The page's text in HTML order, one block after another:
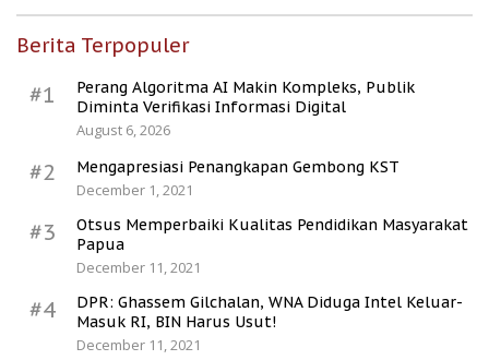
Berita Terpopuler
#1
Perang Algoritma AI Makin Kompleks, Publik
Diminta Verifikasi Informasi Digital
August 6, 2026
#2
Mengapresiasi Penangkapan Gembong KST
December 1, 2021
#3
Otsus Memperbaiki Kualitas Pendidikan Masyarakat
Papua
December 11, 2021
#4
DPR: Ghassem Gilchalan, WNA Diduga Intel Keluar-
Masuk RI, BIN Harus Usut!
December 11, 2021